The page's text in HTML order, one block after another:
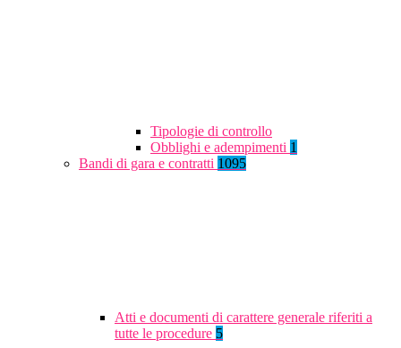
Tipologie di controllo
Obblighi e adempimenti 1
Bandi di gara e contratti 1095
Atti e documenti di carattere generale riferiti a
tutte le procedure 5